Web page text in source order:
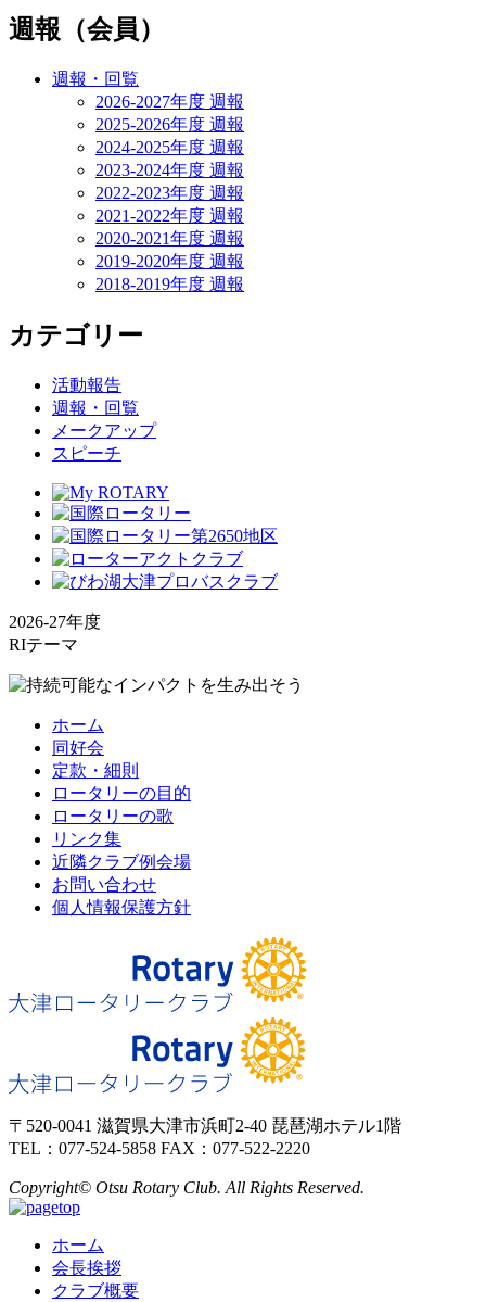
週報（会員）
週報・回覧
2026-2027年度 週報
2025-2026年度 週報
2024-2025年度 週報
2023-2024年度 週報
2022-2023年度 週報
2021-2022年度 週報
2020-2021年度 週報
2019-2020年度 週報
2018-2019年度 週報
カテゴリー
活動報告
週報・回覧
メークアップ
スピーチ
2026-27年度
RIテーマ
ホーム
同好会
定款・細則
ロータリーの目的
ロータリーの歌
リンク集
近隣クラブ例会場
お問い合わせ
個人情報保護方針
〒520-0041 滋賀県大津市浜町2-40 琵琶湖ホテル1階
TEL：077-524-5858 FAX：077-522-2220
Copyright© Otsu Rotary Club. All Rights Reserved.
ホーム
会長挨拶
クラブ概要